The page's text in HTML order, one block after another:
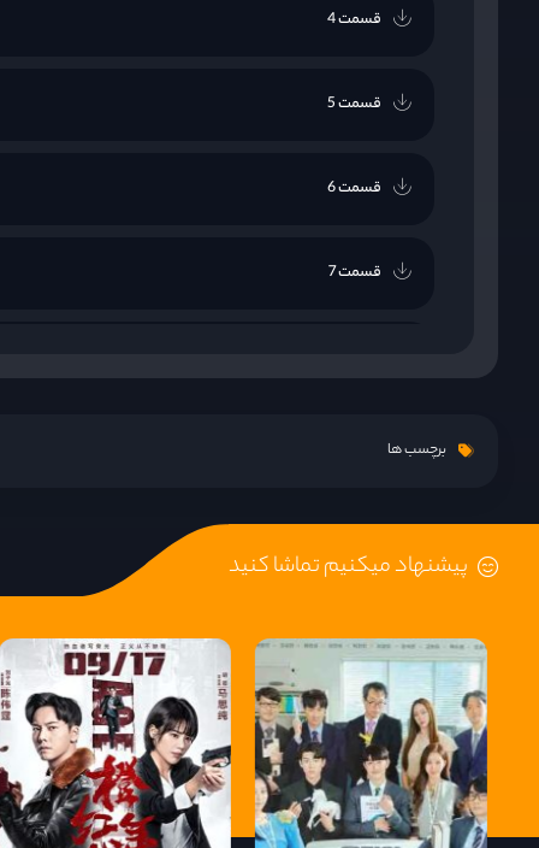
قسمت 4
قسمت 5
قسمت 6
قسمت 7
قسمت 10
قسمت 12
قسمت 13
برچسب ها
پیشنهاد میکنیم تماشا کنید